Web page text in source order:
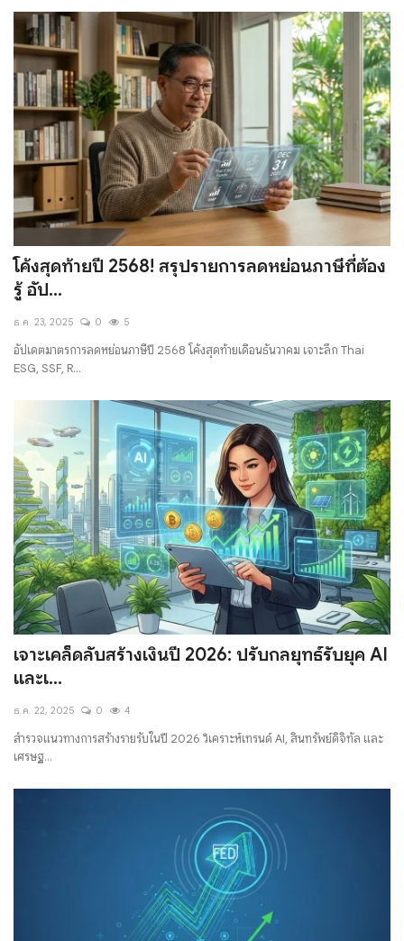
โค้งสุดท้ายปี 2568! สรุปรายการลดหย่อนภาษีที่ต้อง
รู้ อัป...
ธ.ค. 23, 2025 0 5
อัปเดตมาตรการลดหย่อนภาษีปี 2568 โค้งสุดท้ายเดือนธันวาคม เจาะลึก Thai
ESG, SSF, R...
เจาะเคล็ดลับสร้างเงินปี 2026: ปรับกลยุทธ์รับยุค AI
และเ...
ธ.ค. 22, 2025 0 4
สำรวจแนวทางการสร้างรายรับในปี 2026 วิเคราะห์เทรนด์ AI, สินทรัพย์ดิจิทัล และ
เศรษฐ...